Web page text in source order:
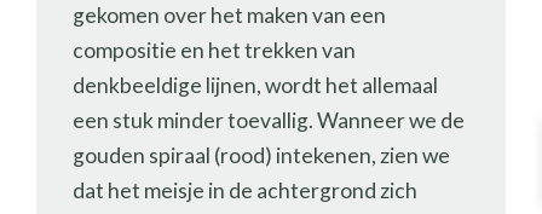
gekomen over het maken van een
compositie en het trekken van
denkbeeldige lijnen, wordt het allemaal
een stuk minder toevallig. Wanneer we de
gouden spiraal (rood) intekenen, zien we
dat het meisje in de achtergrond zich